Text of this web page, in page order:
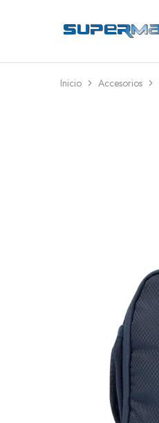
SuperMarkas
Ropa
Envío
gratis*
Inicio Accesorios